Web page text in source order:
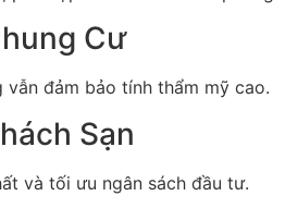
Cư
đảm bảo tính thẩm mỹ cao.
Sạn
và tối ưu ngân sách đầu tư.